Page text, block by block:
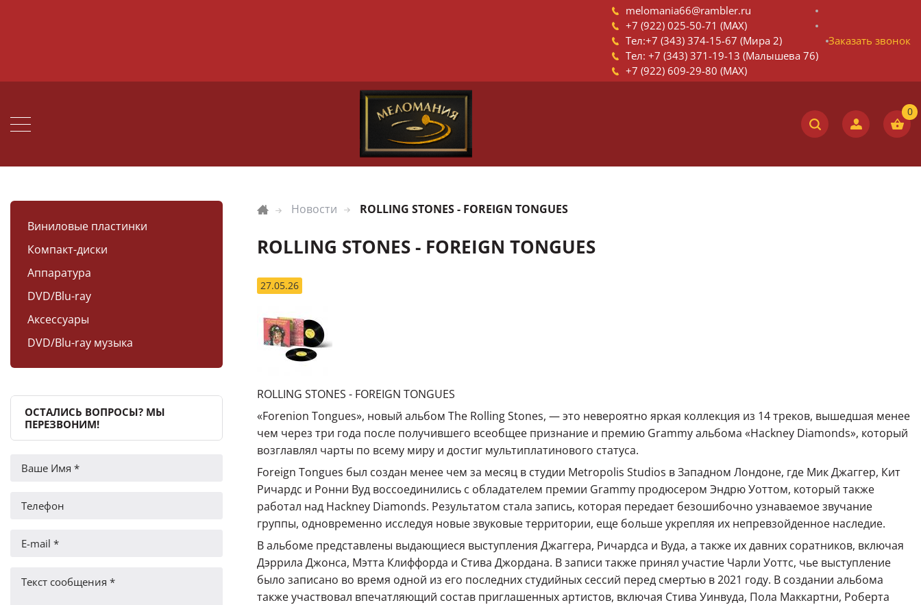
melomania66@rambler.ru
+7 (922) 025-50-71 (MAX)
Тел:+7 (343) 374-15-67 (Мира 2)
Тел: +7 (343) 371-19-13 (Малышева 76)
+7 (922) 609-29-80 (MAX)
Заказать звонок
Виниловые пластинки
Компакт-диски
Аппаратура
DVD/Blu-ray
Аксессуары
DVD/Blu-ray музыка
ОСТАЛИСЬ ВОПРОСЫ? МЫ
ПЕРЕЗВОНИМ!
Новости ROLLING STONES - FOREIGN TONGUES
ROLLING STONES - FOREIGN TONGUES
27.05.26
ROLLING STONES - FOREIGN TONGUES
«Forenion Tongues», новый альбом The Rolling Stones, — это невероятно яркая коллекция из 14 треков, вышедшая менее
чем через три года после получившего всеобщее признание и премию Grammy альбома «Hackney Diamonds», который
возглавлял чарты по всему миру и достиг мультиплатинового статуса.
Foreign Tongues был создан менее чем за месяц в студии Metropolis Studios в Западном Лондоне, где Мик Джаггер, Кит
Ричардс и Ронни Вуд воссоединились с обладателем премии Grammy продюсером Эндрю Уоттом, который также
работал над Hackney Diamonds. Результатом стала запись, которая передает безошибочно узнаваемое звучание
группы, одновременно исследуя новые звуковые территории, еще больше укрепляя их непревзойденное наследие.
В альбоме представлены выдающиеся выступления Джаггера, Ричардса и Вуда, а также их давних соратников, включая
Дэррила Джонса, Мэтта Клиффорда и Стива Джордана. В записи также принял участие Чарли Уоттс, чье выступление
было записано во время одной из его последних студийных сессий перед смертью в 2021 году. В создании альбома
также участвовал впечатляющий состав приглашенных артистов, включая Стива Уинвуда, Пола Маккартни, Роберта